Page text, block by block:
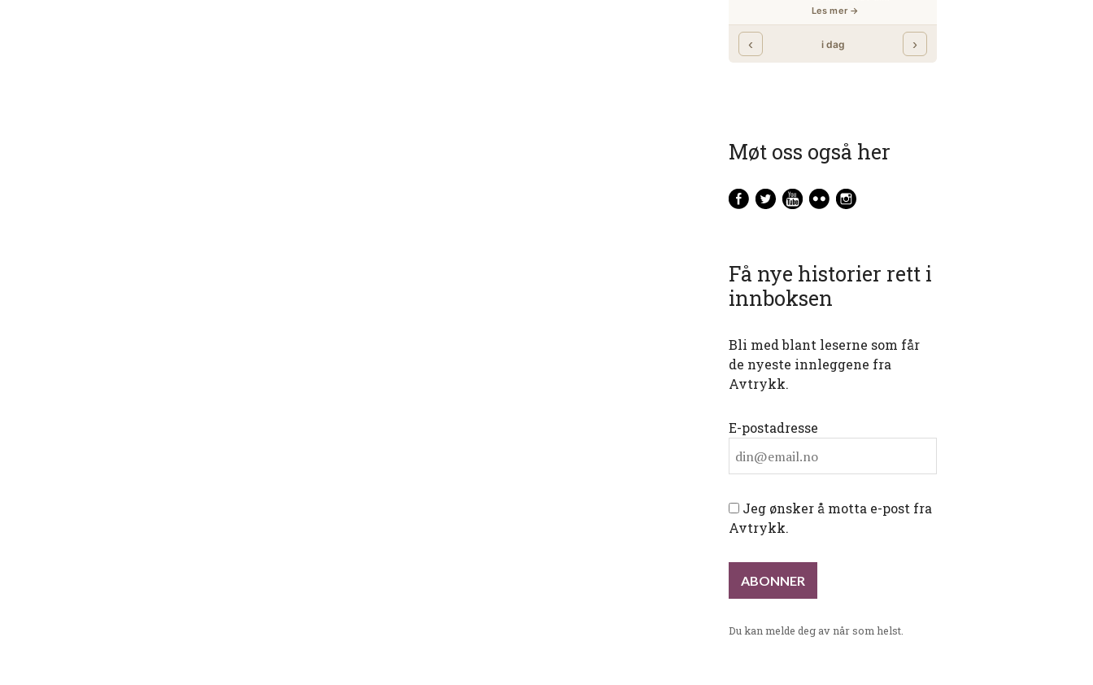
Møt oss også her
Få nye historier rett i
innboksen
Bli med blant leserne som får
de nyeste innleggene fra
Avtrykk.
E-postadresse
Jeg ønsker å motta e-post fra
Avtrykk.
Du kan melde deg av når som helst.